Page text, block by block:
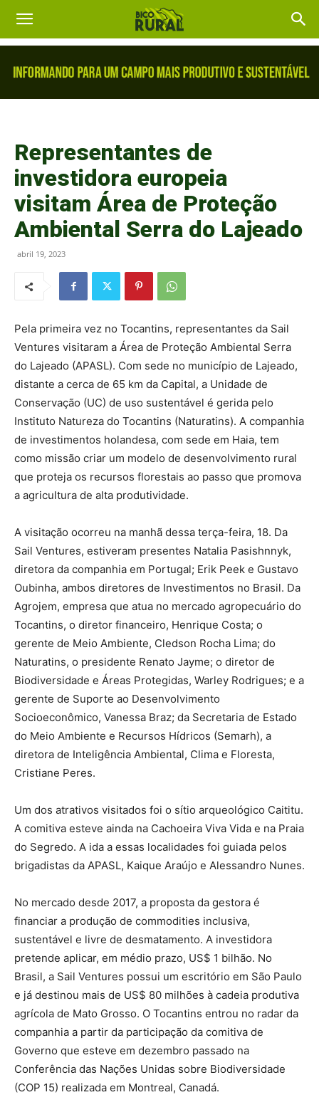
Representantes de
investidora europeia
visitam Área de Proteção
Ambiental Serra do Lajeado
abril 19, 2023
Pela primeira vez no Tocantins, representantes da Sail
Ventures visitaram a Área de Proteção Ambiental Serra
do Lajeado (APASL). Com sede no município de Lajeado,
distante a cerca de 65 km da Capital, a Unidade de
Conservação (UC) de uso sustentável é gerida pelo
Instituto Natureza do Tocantins (Naturatins). A companhia
de investimentos holandesa, com sede em Haia, tem
como missão criar um modelo de desenvolvimento rural
que proteja os recursos florestais ao passo que promova
a agricultura de alta produtividade.
A visitação ocorreu na manhã dessa terça-feira, 18. Da
Sail Ventures, estiveram presentes Natalia Pasishnnyk,
diretora da companhia em Portugal; Erik Peek e Gustavo
Oubinha, ambos diretores de Investimentos no Brasil. Da
Agrojem, empresa que atua no mercado agropecuário do
Tocantins, o diretor financeiro, Henrique Costa; o
gerente de Meio Ambiente, Cledson Rocha Lima; do
Naturatins, o presidente Renato Jayme; o diretor de
Biodiversidade e Áreas Protegidas, Warley Rodrigues; e a
gerente de Suporte ao Desenvolvimento
Socioeconômico, Vanessa Braz; da Secretaria de Estado
do Meio Ambiente e Recursos Hídricos (Semarh), a
diretora de Inteligência Ambiental, Clima e Floresta,
Cristiane Peres.
Um dos atrativos visitados foi o sítio arqueológico Caititu.
A comitiva esteve ainda na Cachoeira Viva Vida e na Praia
do Segredo. A ida a essas localidades foi guiada pelos
brigadistas da APASL, Kaique Araújo e Alessandro Nunes.
No mercado desde 2017, a proposta da gestora é
financiar a produção de commodities inclusiva,
sustentável e livre de desmatamento. A investidora
pretende aplicar, em médio prazo, US$ 1 bilhão. No
Brasil, a Sail Ventures possui um escritório em São Paulo
e já destinou mais de US$ 80 milhões à cadeia produtiva
agrícola de Mato Grosso. O Tocantins entrou no radar da
companhia a partir da participação da comitiva de
Governo que esteve em dezembro passado na
Conferência das Nações Unidas sobre Biodiversidade
(COP 15) realizada em Montreal, Canadá.